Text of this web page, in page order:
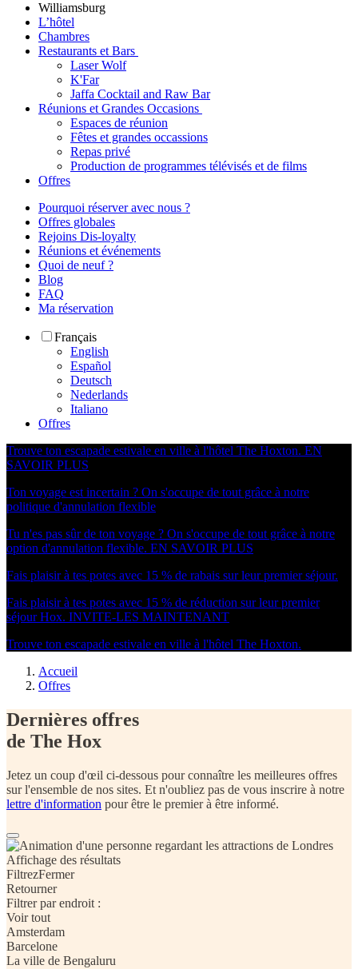
Williamsburg
L’hôtel
Chambres
Restaurants et Bars
Laser Wolf
K'Far
Jaffa Cocktail and Raw Bar
Réunions et Grandes Occasions
Espaces de réunion
Fêtes et grandes occassions
Repas privé
Production de programmes télévisés et de films
Offres
Pourquoi réserver avec nous ?
Offres globales
Rejoins Dis-loyalty
Réunions et événements
Quoi de neuf ?
Blog
FAQ
Ma réservation
Français
English
Español
Deutsch
Nederlands
Italiano
Offres
Trouve ton escapade estivale en ville à l'hôtel The Hoxton. EN
SAVOIR PLUS
Ton voyage est incertain ? On s'occupe de tout grâce à notre
politique d'annulation flexible
Tu n'es pas sûr de ton voyage ? On s'occupe de tout grâce à notre
option d'annulation flexible. EN SAVOIR PLUS
Fais plaisir à tes potes avec 15 % de rabais sur leur premier séjour.
Fais plaisir à tes potes avec 15 % de réduction sur leur premier
séjour Hox. INVITE-LES MAINTENANT
Trouve ton escapade estivale en ville à l'hôtel The Hoxton.
Accueil
Offres
Dernières offres
de The Hox
Jetez un coup d'œil ci-dessous pour connaître les meilleures offres
sur l'ensemble de nos sites. Et n'oubliez pas de vous inscrire à notre
lettre d'information pour être le premier à être informé.
Affichage des résultats
FiltrezFermer
Retourner
Filtrer par endroit :
Voir tout
Amsterdam
Barcelone
La ville de Bengaluru